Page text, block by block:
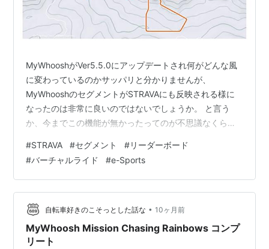
MyWhooshがVer5.5.0にアップデートされ何がどんな風
に変わっているのかサッパリと分かりませんが、
MyWhooshのセグメントがSTRAVAにも反映される様に
なったのは非常に良いのではないでしょうか。 と言う
か、今までこの機能が無かったってのが不思議なくら
を38Tに入れ換えたピナレロが実に調子が良く脚に合い
そうな坂を見つけては確認ライドを繰り返しているので
すが、まさかバーチャルライドのヒルクライムセグメン
トでSTRAVAのリーダーボードに載るなんて思ってもみま
せんでした。 最近になり実装された機能なのでリザルト
を公開している人も…
#STRAVA #セグメント #リーダーボード
#バーチャルライド #e-Sports
自転車好きのこそっとした話な • 10ヶ月前
MyWhoosh Mission Chasing Rainbows コンプ
リート